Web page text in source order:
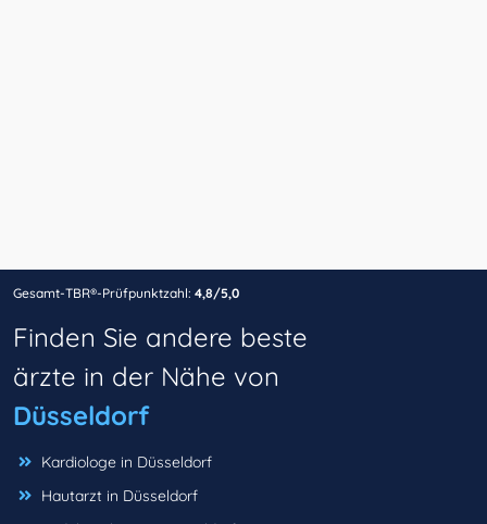
Gesamt-TBR®-Prüfpunktzahl: 4,8/5,0
Finden Sie andere beste
ärzte in der Nähe von
Düsseldorf
Kardiologe in Düsseldorf
Hautarzt in Düsseldorf